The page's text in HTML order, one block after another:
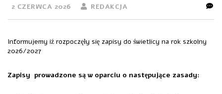
2 CZERWCA 2026 REDAKCJA
Informujemy iż rozpoczęły się zapisy do świetlicy na rok szkolny
2026/2027
Zapisy prowadzone są w oparciu o następujące zasady: